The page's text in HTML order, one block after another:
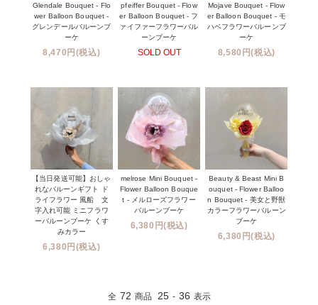
Glendale Bouquet - Flo
wer Balloon Bouquet -
グレンデールバルーンブ
ーケ
8,470円(税込)
pfeiffer Bouquet - Flow
er Balloon Bouquet - フ
ァイファーフラワーバル
ーンブーケ
SOLD OUT
Mojave Bouquet - Flow
er Balloon Bouquet - モ
ハベフラワーバルーンブ
ーケ
8,580円(税込)
【当日発送可能】おしゃ
れなバルーンギフト ド
ライフラワー 風船 文
字入れ可能 ミニフラワ
ーバルーンブーケ くす
みカラー
6,380円(税込)
melrose Mini Bouquet -
Flower Balloon Bouque
t - メルローズフラワー
バルーンブーケ
6,380円(税込)
Beauty & Beast Mini B
ouquet - Flower Balloo
n Bouquet - 美女と野獣
カラーフラワーバルーン
ブーケ
6,380円(税込)
全 72 商品 25 - 36 表示